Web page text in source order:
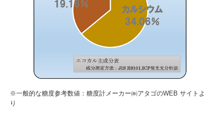
※一般的な糖度参考数値：糖度計メーカー㈱アタゴのWEB サイトよ
り